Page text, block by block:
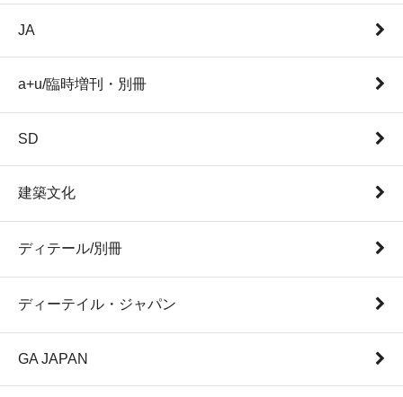
JA
a+u/臨時増刊・別冊
SD
建築文化
ディテール/別冊
ディーテイル・ジャパン
GA JAPAN